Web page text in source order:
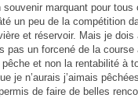
souvenir marquant pour
un peu de la compétition
et réservoir. Mais je dois
pas un forcené de la
et non la rentabilité à
je n’aurais j’aimais
de faire de belles